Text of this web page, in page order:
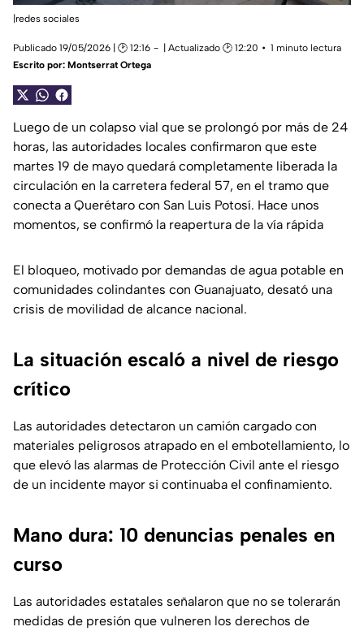
|redes sociales
Publicado 19/05/2026 | 🕑 12:16 | Actualizado 🕑 12:20
1 minuto lectura
Escrito por: Montserrat Ortega
Luego de un colapso vial que se prolongó por más de 24
horas, las autoridades locales confirmaron que este
martes 19 de mayo quedará completamente liberada la
circulación en la carretera federal 57, en el tramo que
conecta a Querétaro con San Luis Potosí. Hace unos
momentos, se confirmó la reapertura de la vía rápida
El bloqueo, motivado por demandas de agua potable en
comunidades colindantes con Guanajuato, desató una
crisis de movilidad de alcance nacional.
La situación escaló a nivel de riesgo
crítico
Las autoridades detectaron un camión cargado con
materiales peligrosos atrapado en el embotellamiento, lo
que elevó las alarmas de Protección Civil ante el riesgo
de un incidente mayor si continuaba el confinamiento.
Mano dura: 10 denuncias penales en
curso
Las autoridades estatales señalaron que no se tolerarán
medidas de presión que vulneren los derechos de